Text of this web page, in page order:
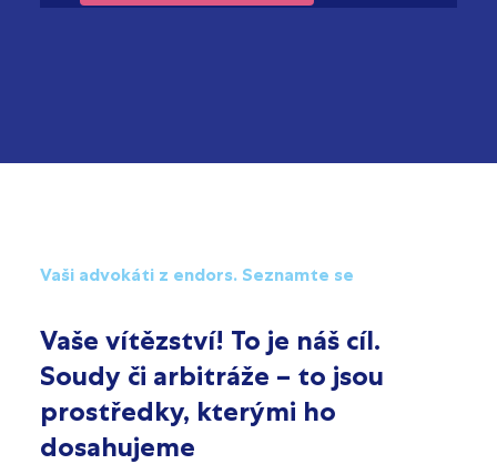
Vaši advokáti z endors. Seznamte se
Vaše vítězství! To je náš cíl.
Soudy či arbitráže – to jsou
prostředky, kterými ho
dosahujeme